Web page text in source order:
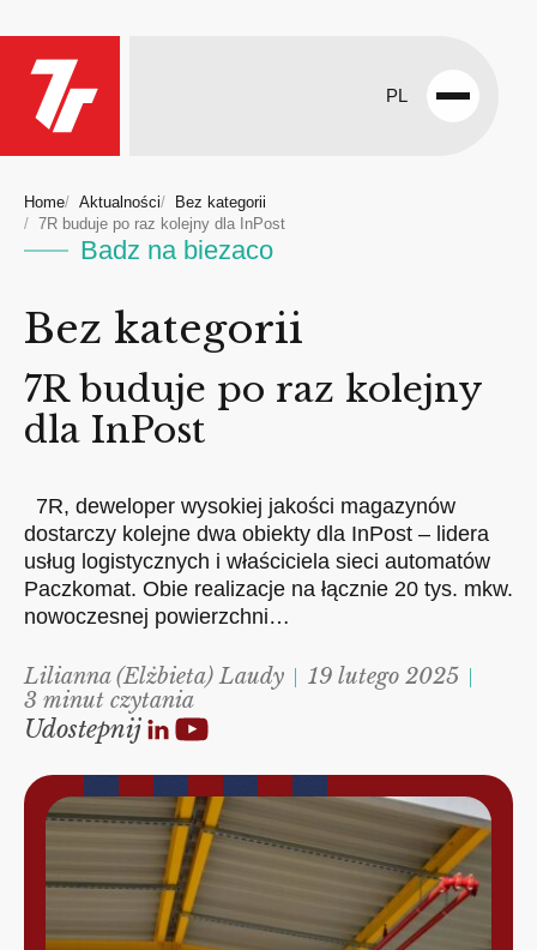
PL
Open
Home Aktualności
Bez kategorii
7R buduje po raz kolejny dla InPost
Badz na biezaco
Bez kategorii
7R buduje po raz kolejny
dla InPost
7R, deweloper wysokiej jakości magazynów
dostarczy kolejne dwa obiekty dla InPost – lidera
usług logistycznych i właściciela sieci automatów
Paczkomat. Obie realizacje na łącznie 20 tys. mkw.
nowoczesnej powierzchni…
Lilianna (Elżbieta) Laudy
19 lutego 2025
3 minut czytania
Udostepnij